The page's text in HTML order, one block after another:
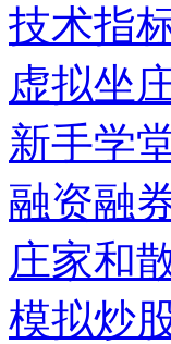
技术指
虚拟坐
新手学
融资融
庄家和
模拟炒